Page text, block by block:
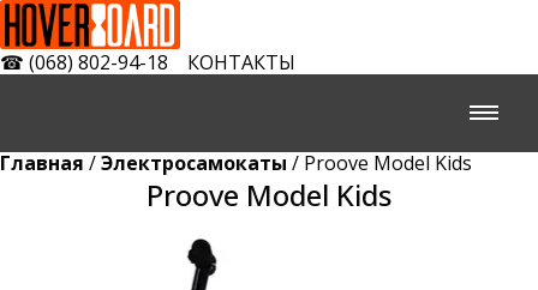
☎ (068) 802-94-18 КОНТАКТЫ
Главная /Электросамокаты / Proove Model Kids
Proove Model Kids